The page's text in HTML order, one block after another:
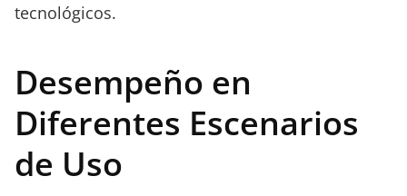
tecnológicos.
Desempeño en
Diferentes Escenarios
de Uso